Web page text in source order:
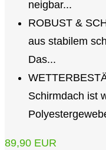
neigbar...
ROBUST &
aus stabilem
Das...
Schirmdach ist
89,90 EUR